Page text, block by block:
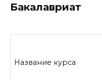
Бакалавриат
Название курса